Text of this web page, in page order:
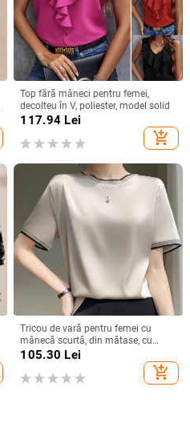
Top fără mâneci pentru femei,
decolteu în V, poliester, model solid
117.94 Lei
add_shopping_cart
Tricou de vară pentru femei cu
mânecă scurtă, din mătase, cu
guler rotund și organza, cu bază de
satin și acid acetic, vrac, din mătase
Mulberry
105.30 Lei
add_shopping_cart